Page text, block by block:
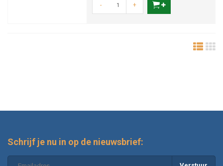
- +
Schrijf je nu in op de nieuwsbrief: